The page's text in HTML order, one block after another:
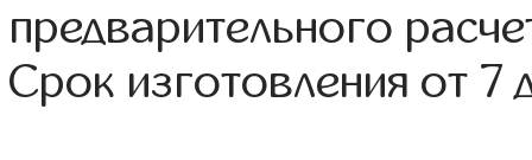
предварительного
Срок изготовления от 7